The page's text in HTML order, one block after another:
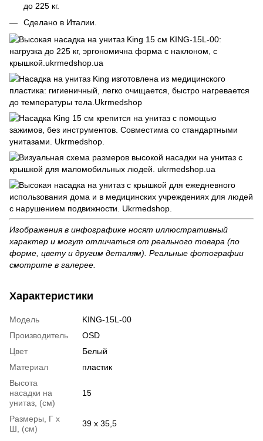
до 225 кг.
Сделано в Италии.
Изображения в инфографике носят иллюстративный
характер и могут отличаться от реального товара (по
форме, цвету и другим деталям). Реальные фотографии
смотрите в галерее.
Характеристики
Модель
KING-15L-00
Производитель
OSD
Цвет
Белый
Материал
пластик
Высота
насадки на
унитаз, (см)
15
Размеры, Г х
Ш, (см)
39 x 35,5